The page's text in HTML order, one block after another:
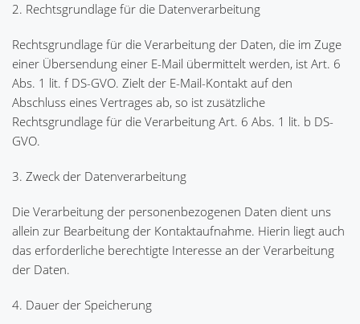
2. Rechtsgrundlage für die Datenverarbeitung
Rechtsgrundlage für die Verarbeitung der Daten, die im Zuge
einer Übersendung einer E-Mail übermittelt werden, ist Art. 6
Abs. 1 lit. f DS-GVO. Zielt der E-Mail-Kontakt auf den
Abschluss eines Vertrages ab, so ist zusätzliche
Rechtsgrundlage für die Verarbeitung Art. 6 Abs. 1 lit. b DS-
GVO.
3. Zweck der Datenverarbeitung
Die Verarbeitung der personenbezogenen Daten dient uns
allein zur Bearbeitung der Kontaktaufnahme. Hierin liegt auch
das erforderliche berechtigte Interesse an der Verarbeitung
der Daten.
4. Dauer der Speicherung